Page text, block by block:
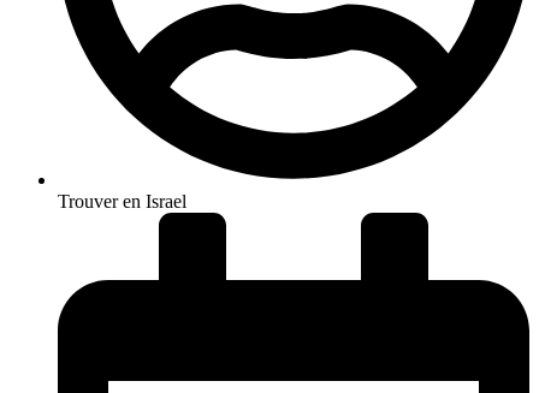
Trouver en Israel